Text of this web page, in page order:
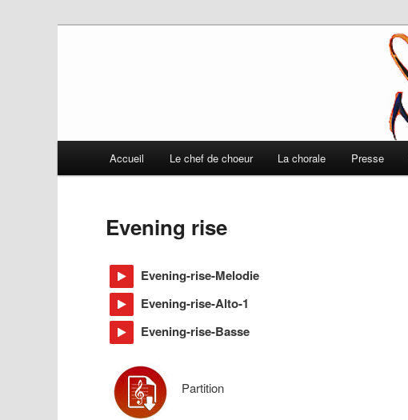
Skip
primary
content
Accueil Le chef de choeur La chorale Presse
Evening rise
Evening-rise-Melodie
Evening-rise-Alto-1
Evening-rise-Basse
Partition